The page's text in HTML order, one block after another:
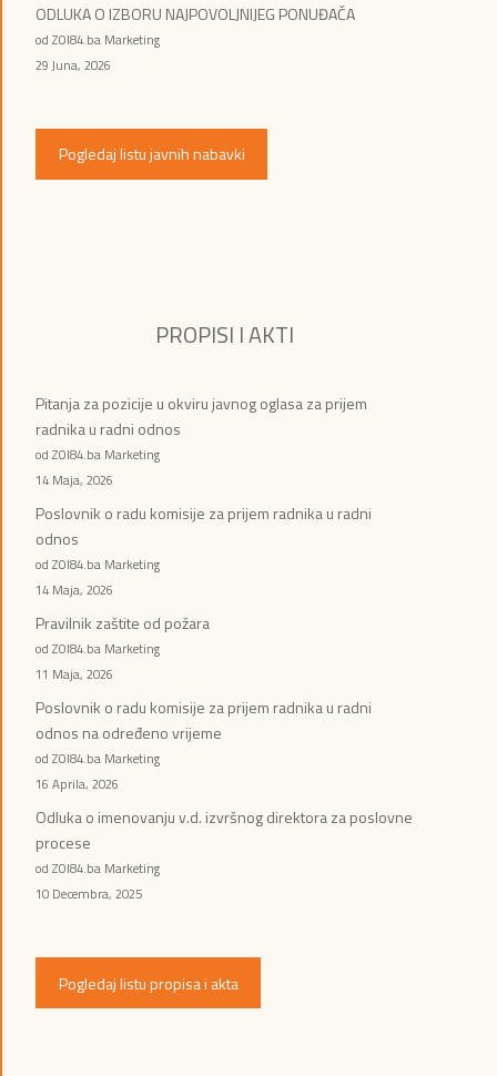
ODLUKA O IZBORU NAJPOVOLJNIJEG PONUĐAČA
od ZOI84.ba Marketing
29 Juna, 2026
Pogledaj listu javnih nabavki
PROPISI I AKTI
Pitanja za pozicije u okviru javnog oglasa za prijem
radnika u radni odnos
od ZOI84.ba Marketing
14 Maja, 2026
Poslovnik o radu komisije za prijem radnika u radni
odnos
od ZOI84.ba Marketing
14 Maja, 2026
Pravilnik zaštite od požara
od ZOI84.ba Marketing
11 Maja, 2026
Poslovnik o radu komisije za prijem radnika u radni
odnos na određeno vrijeme
od ZOI84.ba Marketing
16 Aprila, 2026
Odluka o imenovanju v.d. izvršnog direktora za poslovne
procese
od ZOI84.ba Marketing
10 Decembra, 2025
Pogledaj listu propisa i akta